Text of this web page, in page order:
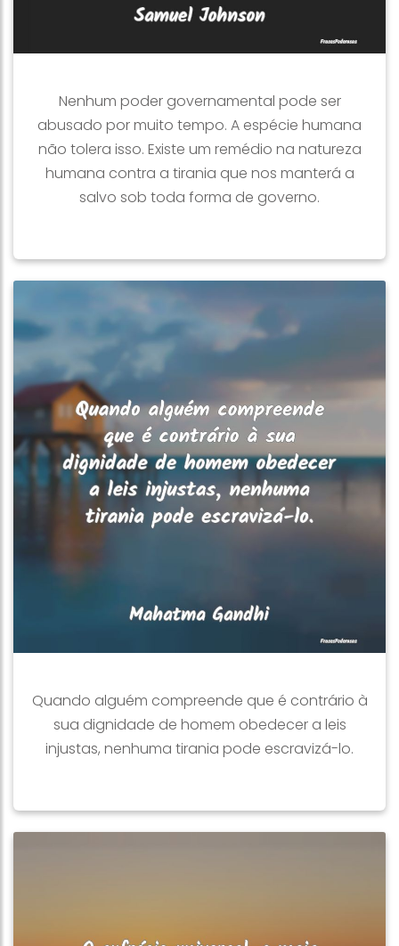
Nenhum poder governamental pode ser
abusado por muito tempo. A espécie humana
não tolera isso. Existe um remédio na natureza
humana contra a tirania que nos manterá a
salvo sob toda forma de governo.
Quando alguém compreende que é contrário à
sua dignidade de homem obedecer a leis
injustas, nenhuma tirania pode escravizá-lo.